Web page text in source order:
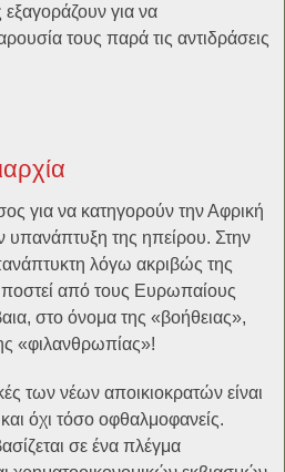
για να
τους παρά τις αντιδράσεις
για να κατηγορούν την Αφρική
υπανάπτυξη της ηπείρου. Στην
λόγω ακριβώς της
από τους Ευρωπαίους
στο όνομα της «βοήθειας»,
«φιλανθρωπίας»!
των νέων αποικιοκρατών είναι
όχι τόσο οφθαλμοφανείς.
σε ένα πλέγμα